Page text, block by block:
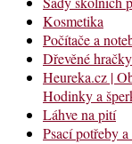
Kosmetika
Počítače a
Dřevěné hračky
Heureka.cz |
Hodinky a
Láhve na pití
Psací potřeby